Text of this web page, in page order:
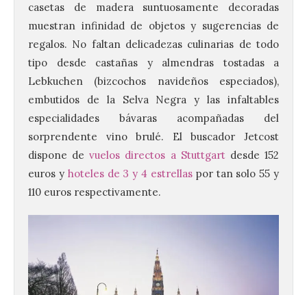
casetas de madera suntuosamente decoradas
muestran infinidad de objetos y sugerencias de
regalos. No faltan delicadezas culinarias de todo
tipo desde castañas y almendras tostadas a
Lebkuchen (bizcochos navideños especiados),
embutidos de la Selva Negra y las infaltables
especialidades bávaras acompañadas del
sorprendente vino brulé. El buscador Jetcost
dispone devuelos directos a Stuttgartdesde 152
euros y hoteles de 3 y 4 estrellaspor tan solo 55 y
110 euros respectivamente.